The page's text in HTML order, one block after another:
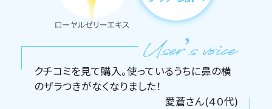
クチコミを見て購入。使っているうちに鼻の横
のザラつきがなくなりました！
愛蒼さん(４０代)